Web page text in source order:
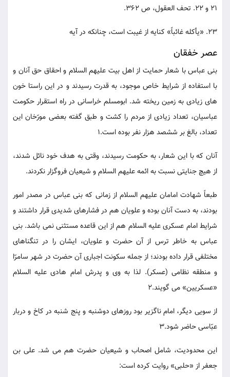
21 و 22. تحف العقول، ص 362.
23. «یأکله غائباً» کنایه از غیبت است، چنانکه در آیه
عصر خفقان
بنی عباس با شعار حمایت از اهل بیت علیهم السلام و احقاق حق آنان و
با استفاده از شرایط خاص موجود، به قدرت رسیدند و در این راستا خون
های زیادی به زمین ریخته شد. ابومسلم خراسانی در راه استقرار حکومت
عباسیان، تعداد زیادی از مردم را کشت و طبق گفته بعضی مورّخان این
تعداد، بالغ بر ششصد هزار نفر بوده است.1
آنان که با این شعار، به حکومت رسیدند، وقتی به هدف خود نائل شدند،
از هیچ جنایتی نسبت به ائمه علیهم السلام و شیعیان فروگزار نکردند.
طبعاً شهادت امامان علیهم السلام از زمانی که بنی عباس در مصدر امور
بودند، به دست آنان بوده و علویان هم در فشارهای شدیدی قرار داشتند و
شرایط امام عسکری علیه السلام هم از این قاعده مستثنی نمی باشد. بنی
عباس به خاطر ترس از آن حضرت و علویان، ایشان را در تنگناهای
مختلفی قرار داده بودند؛ از جمله سکونت اجباری آن حضرت در شهر سامرّا
و منطقه نظامی (عسکر). لذا به وی و پدرش امام هادی علیه السلام
«عسکریین» می گویند.2
از سویی دیگر، امام ناگزیر بود روزهای دوشنبه و پنج شنبه در کاخ و دربار
عبّاسی حاضر شود.3
این محدودیت، شامل اصحاب و شیعیان حضرت هم می شد. علی بن
جعفر از «حلبی» روایت کرده است: